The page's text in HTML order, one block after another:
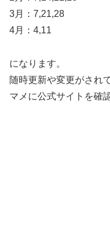
3月：7,21,28
4月：4,11
になります。
随時更新や変更がされ
マメに公式サイトを確